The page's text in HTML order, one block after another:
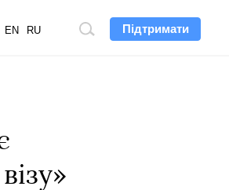
Підтримати
Пошук
EN RU